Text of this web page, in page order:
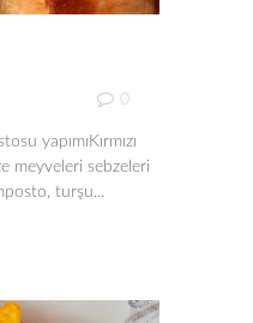
0
yapımıKırmızı
meyveleri sebzeleri
turşu...